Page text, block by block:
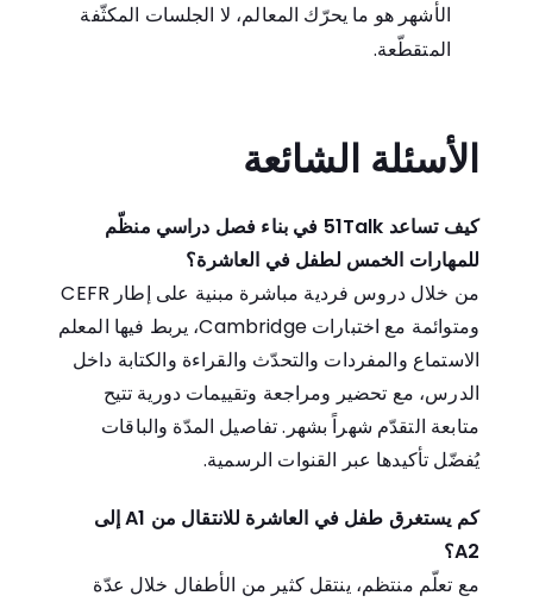
الأشهر هو ما يحرّك المعالم، لا الجلسات المكثّفة
المتقطّعة.
الأسئلة الشائعة
كيف تساعد 51Talk في بناء فصل دراسي منظّم
للمهارات الخمس لطفل في العاشرة؟
من خلال دروس فردية مباشرة مبنية على إطار CEFR
ومتوائمة مع اختبارات Cambridge، يربط فيها المعلم
الاستماع والمفردات والتحدّث والقراءة والكتابة داخل
الدرس، مع تحضير ومراجعة وتقييمات دورية تتيح
متابعة التقدّم شهراً بشهر. تفاصيل المدّة والباقات
يُفضّل تأكيدها عبر القنوات الرسمية.
كم يستغرق طفل في العاشرة للانتقال من A1 إلى
A2؟
مع تعلّم منتظم، ينتقل كثير من الأطفال خلال عدّة